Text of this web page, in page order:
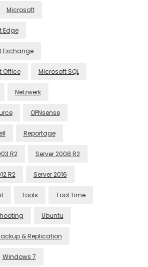
Microsoft
Edge
Exchange
Office Microsoft SQL
Netzwerk
OPNsense
Reportage
R2 Server 2008 R2
R2 Server 2016
Tools Tool Time
Ubuntu
& Replication
Windows 7